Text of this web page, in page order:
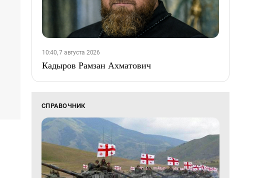
10:40, 7 августа 2026
Кадыров Рамзан Ахматович
СПРАВОЧНИК